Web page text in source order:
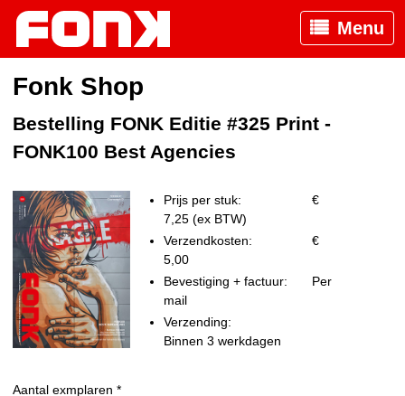
Menu
Fonk Shop
Bestelling FONK Editie #325 Print -
FONK100 Best Agencies
Prijs per stuk:
€
7,25 (ex BTW)
Verzendkosten:
€
5,00
Bevestiging + factuur:
Per
mail
Verzending:
Binnen 3 werkdagen
Aantal exmplaren *